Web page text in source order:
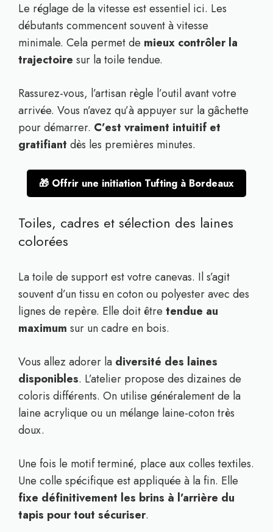
Le réglage de la vitesse est essentiel ici. Les
débutants commencent souvent à vitesse
minimale. Cela permet de mieux contrôler la
trajectoire sur la toile tendue.
Rassurez-vous, l’artisan règle l’outil avant votre
arrivée. Vous n’avez qu’à appuyer sur la gâchette
pour démarrer. C’est vraiment intuitif et
gratifiant dès les premières minutes.
🎁 Offrir une initiation Tufting à Bordeaux
Toiles, cadres et sélection des laines
colorées
La toile de support est votre canevas. Il s’agit
souvent d’un tissu en coton ou polyester avec des
lignes de repère. Elle doit être tendue au
maximum sur un cadre en bois.
Vous allez adorer la diversité des laines
disponibles. L’atelier propose des dizaines de
coloris différents. On utilise généralement de la
laine acrylique ou un mélange laine-coton très
doux.
Une fois le motif terminé, place aux colles textiles.
Une colle spécifique est appliquée à la fin. Elle
fixe définitivement les brins à l’arrière du
tapis pour tout sécuriser.